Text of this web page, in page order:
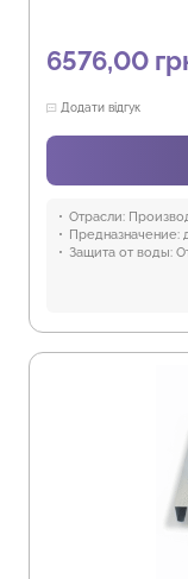
6576,00
Додати відгук
Отрасли:
Предназначение:
Защита от воды: